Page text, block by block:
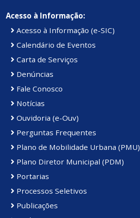
Acesso à Informação:
Acesso à Informação (e-SIC)
Calendário de Eventos
Carta de Serviços
Denúncias
Fale Conosco
Notícias
Ouvidoria (e-Ouv)
Perguntas Frequentes
Plano de Mobilidade Urbana (PMU)
Plano Diretor Municipal (PDM)
Portarias
Processos Seletivos
Publicações